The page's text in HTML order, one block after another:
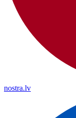
nostra.lv